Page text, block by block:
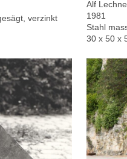
verzinkt
Alf
1981
Stahl
30 x 50 x